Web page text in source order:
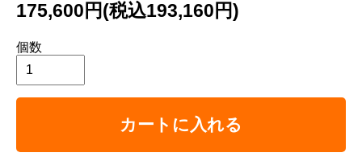
175,600円(税込193,160円)
個数
カートに入れる